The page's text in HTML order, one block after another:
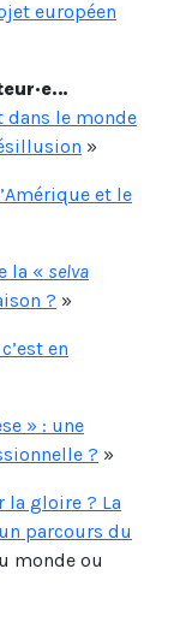
européen
dans le monde
»
et le
la « selva
? »
en
» : une
? »
la gloire ? La
parcours du
monde ou